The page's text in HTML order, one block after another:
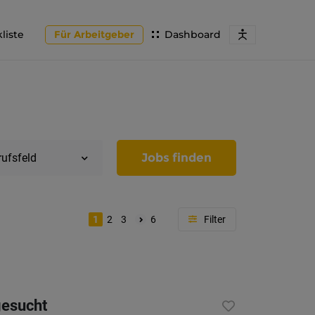
Dashboard
Für Arbeitgeber
Jobs finden
1 2 3 6